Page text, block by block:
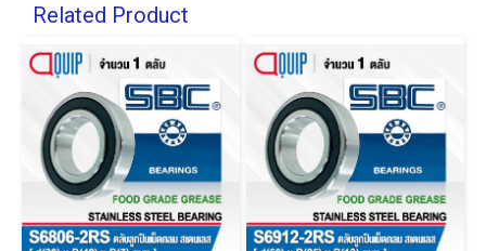
Related Product